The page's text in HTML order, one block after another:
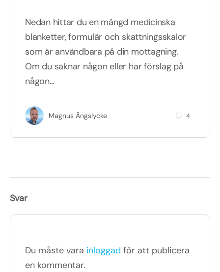
Nedan hittar du en mängd medicinska
blanketter, formulär och skattningsskalor
som är användbara på din mottagning.
Om du saknar någon eller har förslag på
någon…
Magnus Ängslycke 4
Svar
Du måste vara inloggad för att publicera
en kommentar.